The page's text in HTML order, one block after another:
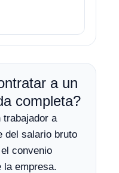
a un
completa?
trabajador a
del salario bruto
convenio
la empresa.